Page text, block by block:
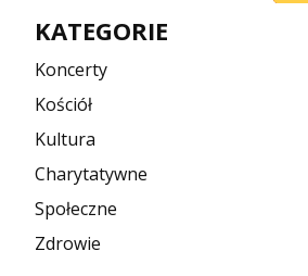
KATEGORIE
Koncerty
Kościół
Kultura
Charytatywne
Społeczne
Zdrowie